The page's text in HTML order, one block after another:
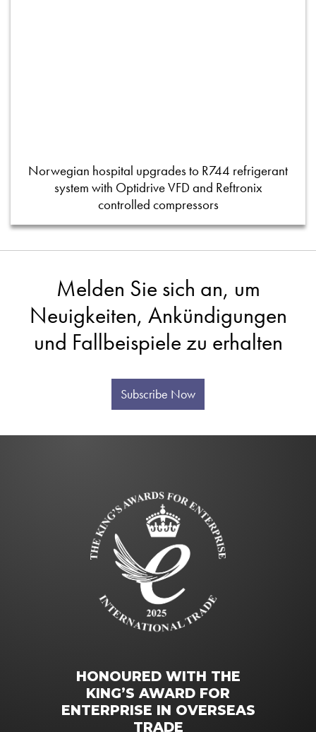
Norwegian hospital upgrades to R744 refrigerant
system with Optidrive VFD and Reftronix
controlled compressors
Melden Sie sich an, um
Neuigkeiten, Ankündigungen
und Fallbeispiele zu erhalten
Subscribe Now
HONOURED WITH THE
KING’S AWARD FOR
ENTERPRISE IN OVERSEAS
TRADE